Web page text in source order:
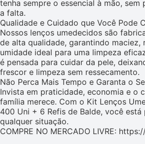
tenha sempre o essencial à mão, sem
a falta.
Qualidade e Cuidado que Você Pode
Nossos lenços umedecidos são
de alta qualidade, garantindo maciez,
umidade ideal para uma limpeza
é pensada para cuidar da pele,
frescor e limpeza sem ressecamento.
Não Perca Mais Tempo e Garanta o
Invista em praticidade, economia e o
família merece. Com o Kit Lenços
400 Uni + 6 Refis de Balde, você está
qualquer situação.
COMPRE NO MERCADO LIVRE: